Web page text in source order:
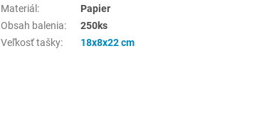
Materiál :
Papier
Obsah balenia:
250ks
Veľkosť tašky: 18x8x22 cm